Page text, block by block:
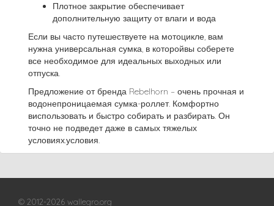
Плотное закрытие обеспечивает
дополнительную защиту от влаги и вода
Если вы часто путешествуете на мотоцикле, вам
нужна универсальная сумка, в которойвы соберете
все необходимое для идеальных выходных или
отпуска.
Предложение от бренда Rebelhorn – очень прочная и
водонепроницаемая сумка-роллет. Комфортно
виспользовать и быстро собирать и разбирать. Он
точно не подведет даже в самых тяжелых
условиях.условия.
© 2012-2026 wallegro.org